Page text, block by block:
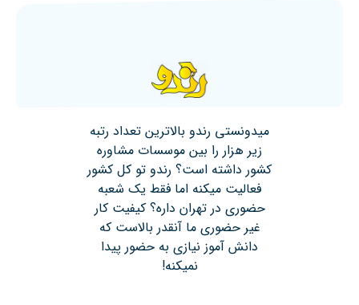
میدونستی رندو بالاترین تعداد رتبه
زیر هزار را بین موسسات مشاوره
کشور داشته است؟ رندو تو کل کشور
فعالیت میکنه اما فقط یک شعبه
حضوری در تهران داره؟ کیفیت کار
غیر حضوری ما آنقدر بالاست که
دانش آموز نیازی به حضور پیدا
نمیکنه!